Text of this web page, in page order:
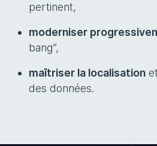
pertinent,
moderniser
bang”,
maîtriser la localisation
des données.